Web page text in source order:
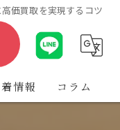
価買取を実現するコツ
情報 コラム